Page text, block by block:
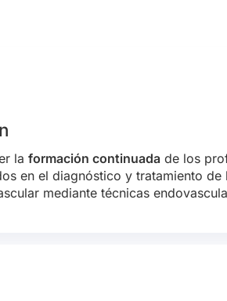
la formación continuada de los
en el diagnóstico y tratamiento de
mediante técnicas